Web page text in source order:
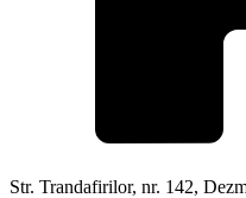
Str. Trandafirilor, nr. 142,